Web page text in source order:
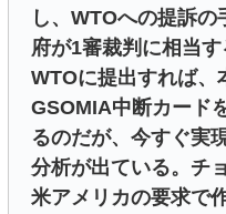
し、WTOへの提訴
府が1審裁判に相当
WTOに提出すれば、
GSOMIA中断カード
るのだが、今すぐ実
分析が出ている。チ
米アメリカの要求で